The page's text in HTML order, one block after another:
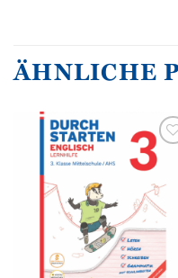
ÄHNLICHE
Zur
Wunschliste
hinzufügen